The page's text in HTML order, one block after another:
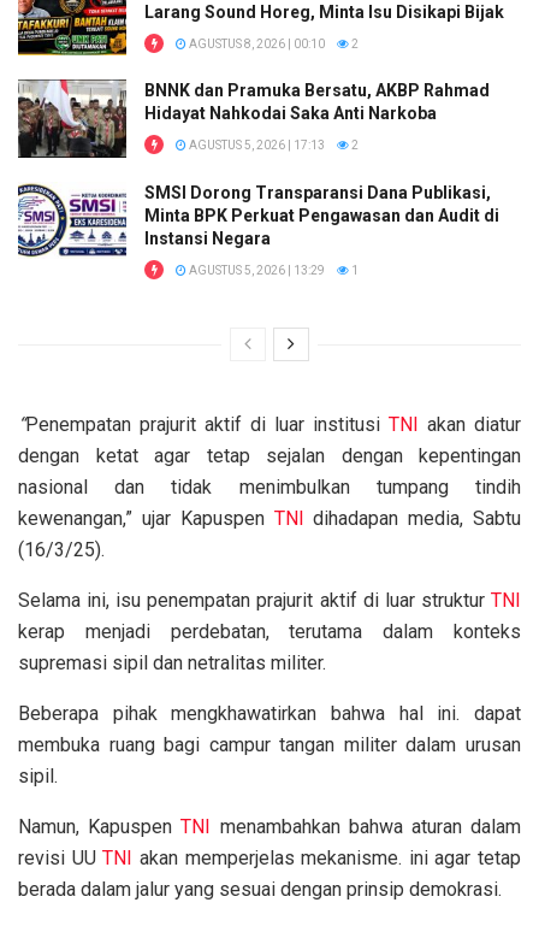
Larang Sound Horeg, Minta Isu Disikapi Bijak
AGUSTUS 8, 2026 | 00:10 2
BNNK dan Pramuka Bersatu, AKBP Rahmad
Hidayat Nahkodai Saka Anti Narkoba
AGUSTUS 5, 2026 | 17:13 2
SMSI Dorong Transparansi Dana Publikasi,
Minta BPK Perkuat Pengawasan dan Audit di
Instansi Negara
AGUSTUS 5, 2026 | 13:29 1
“Penempatan prajurit aktif di luar institusi TNI akan diatur
dengan ketat agar tetap sejalan dengan kepentingan
nasional dan tidak menimbulkan tumpang tindih
kewenangan,” ujar Kapuspen TNI dihadapan media, Sabtu
(16/3/25).
Selama ini, isu penempatan prajurit aktif di luar struktur TNI
kerap menjadi perdebatan, terutama dalam konteks
supremasi sipil dan netralitas militer.
Beberapa pihak mengkhawatirkan bahwa hal ini. dapat
membuka ruang bagi campur tangan militer dalam urusan
sipil.
Namun, KapuspenTNI menambahkan bahwa aturan dalam
revisi UUTNI akan memperjelas mekanisme. ini agar tetap
berada dalam jalur yang sesuai dengan prinsip demokrasi.